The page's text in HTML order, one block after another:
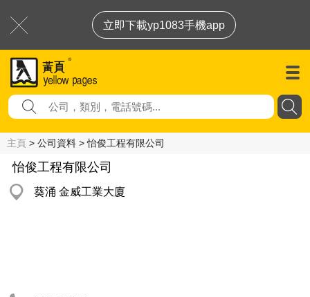
立即下載yp1083手機app
主頁 > 公司資料 > 怡俊工程有限公司
怡俊工程有限公司
葵涌 金威工業大廈